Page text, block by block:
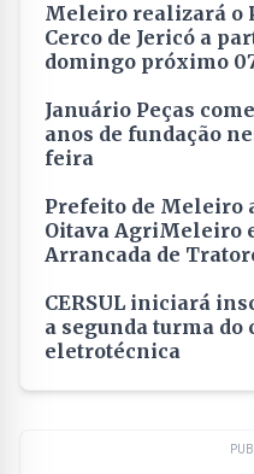
Meleiro realizará o
Cerco de Jericó a
domingo próximo
Januário Peças
anos de fundação
feira
Prefeito de Meleiro
Oitava AgriMeleiro
Arrancada de
CERSUL iniciará
a segunda turma do
eletrotécnica